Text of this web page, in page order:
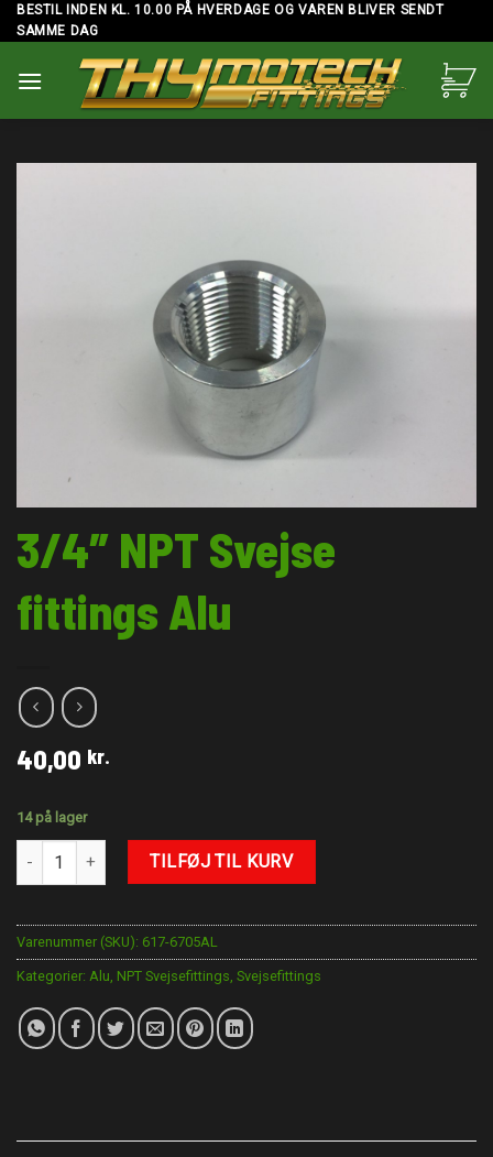
Skip
to
BESTIL INDEN KL. 10.00 PÅ HVERDAGE OG VAREN BLIVER SENDT
SAMME DAG
3/4″ NPT Svejse
fittings Alu
40,00 kr.
14 på lager
3/4" NPT Svejse fittings Alu antal
TILFØJ TIL KURV
Varenummer (SKU): 617-6705AL
Kategorier: Alu, NPT Svejsefittings, Svejsefittings